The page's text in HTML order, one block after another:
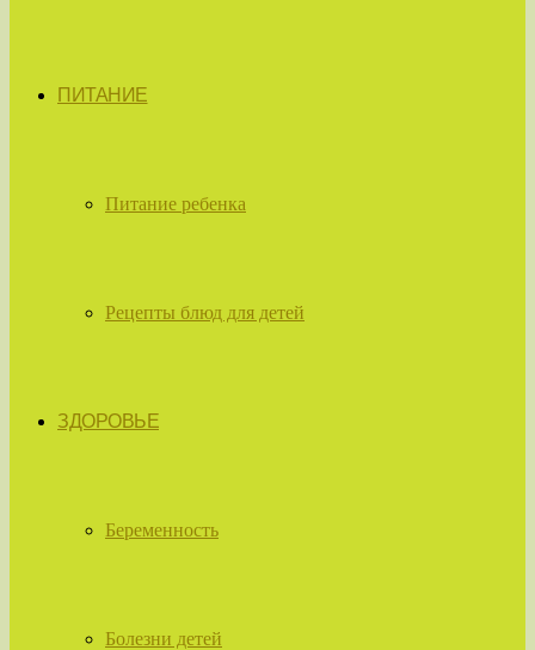
ПИТАНИЕ
Питание ребенка
Рецепты блюд для детей
ЗДОРОВЬЕ
Беременность
Болезни детей